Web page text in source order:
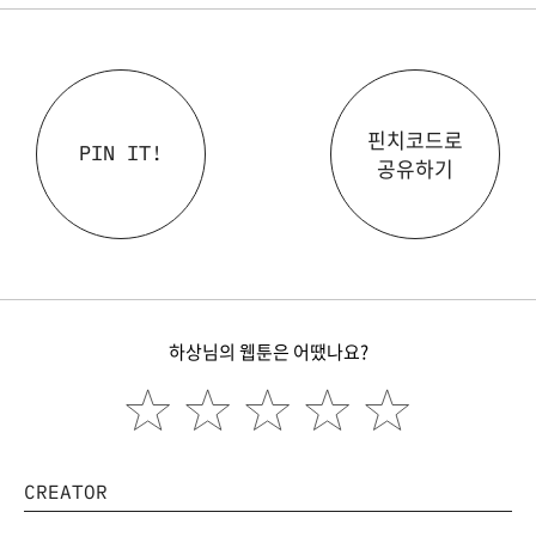
PIN IT!
핀치코드로
공유하기
하상님의 웹툰은 어땠나요?
CREATOR